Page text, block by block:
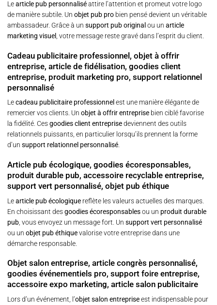
Learticle pub personnaliséattire l’attention et promeut votre logo
de manière subtile. Un objet pub pro bien pensé devient un véritable
ambassadeur. Grâce à un support pub original ou un article
marketing visuel , votre message reste gravé dans l’esprit du client.
Cadeau publicitaire professionnel, objet à offrir
entreprise, article de fidélisation, goodies client
entreprise, produit marketing pro, support relationnel
personnalisé
Lecadeau publicitaire professionnel est une manière élégante de
remercier vos clients. Un objet à offrir entreprise bien ciblé favorise
la fidélité. Cesgoodies client entreprisedeviennent des outils
relationnels puissants, en particulier lorsqu’ils prennent la forme
d’un support relationnel personnalisé.
Article pub écologique, goodies écoresponsables,
produit durable pub, accessoire recyclable entreprise,
support vert personnalisé, objet pub éthique
Learticle pub écologique reflète les valeurs actuelles des marques.
En choisissant desgoodies écoresponsablesou un produit durable
pub , vous envoyez un message fort. Un support vert personnalisé
ou un objet pub éthiquevalorise votre entreprise dans une
démarche responsable.
Objet salon entreprise, article congrès personnalisé,
goodies événementiels pro, support foire entreprise,
accessoire expo marketing, article salon publicitaire
Lors d’un événement, l’objet salon entrepriseest indispensable pour